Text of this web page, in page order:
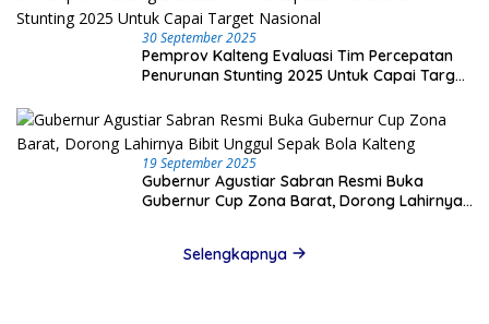
30 September 2025
Pemprov Kalteng Evaluasi Tim Percepatan
Penurunan Stunting 2025 Untuk Capai Target
19 September 2025
Gubernur Agustiar Sabran Resmi Buka
Gubernur Cup Zona Barat, Dorong Lahirnya
Selengkapnya